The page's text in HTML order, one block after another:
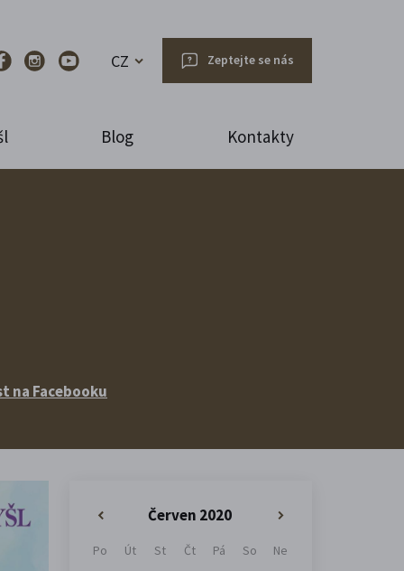
CZ Zeptejte se nás
Blog Kontakty
na Facebooku
Červen 2020
Po Út St Čt Pá So
Ne